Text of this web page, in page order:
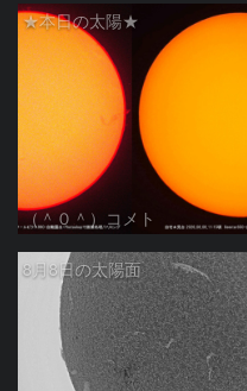
★本日の太陽★
（＾０＾）コメト
8月8日の太陽面